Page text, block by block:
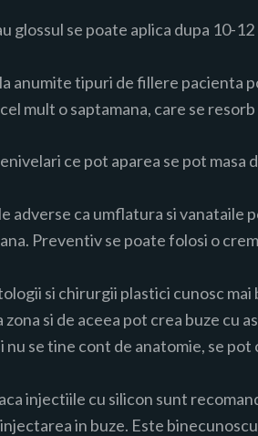
glossul se poate aplica dupa 10-
anumite tipuri de fillere pacienta
mult o saptamana, care se
ce pot aparea se pot masa
adverse ca umflatura si vanataile
Preventiv se poate folosi o
si chirurgii plastici cunosc
zona si de aceea pot crea buze cu
nu se tine cont de anatomie, se
injectiile cu silicon sunt
in buze. Este